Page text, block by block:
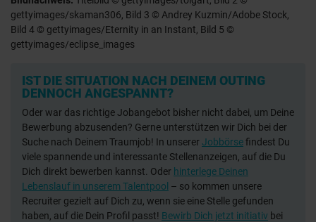
gettyimages/skaman306, Bild 3 © Andrey Kuzmin/Adobe Stock,
Bild 4 © gettyimages/Eternity in an Instant, Bild 5 ©
gettyimages/eclipse_images
IST DIE SITUATION NACH DEINEM OUTING
DENNOCH ANGESPANNT?
Oder war das richtige Jobangebot bisher nicht dabei, um Deine
Bewerbung abzusenden? Gerne unterstützen wir Dich bei der
Suche nach Deinem Traumjob! In unsererJobbörsefindest Du
viele spannende und interessante Stellenanzeigen, auf die Du
Dich direkt bewerben kannst. Oder hinterlege Deinen
Lebenslauf in unserem Talentpool – so kommen unsere
Recruiter gezielt auf Dich zu, wenn sie eine Stelle gefunden
haben, auf die Dein Profil passt! Bewirb Dich jetzt initiativ bei